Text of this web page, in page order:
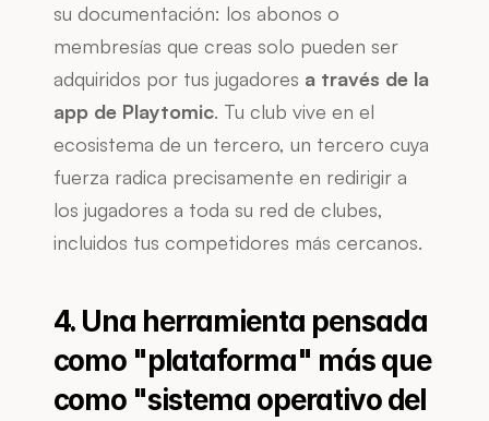
su documentación: los abonos o
membresías que creas solo pueden ser
adquiridos por tus jugadores a través de la
app de Playtomic. Tu club vive en el
ecosistema de un tercero, un tercero cuya
fuerza radica precisamente en redirigir a
los jugadores a toda su red de clubes,
incluidos tus competidores más cercanos.
4. Una herramienta pensada
como "plataforma" más que
como "sistema operativo del